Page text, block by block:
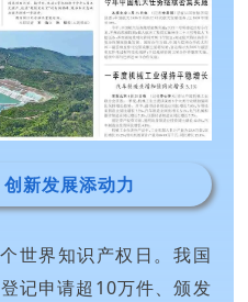
新发展添动力
世界知识产权日。我国
记申请超10万件、颁发